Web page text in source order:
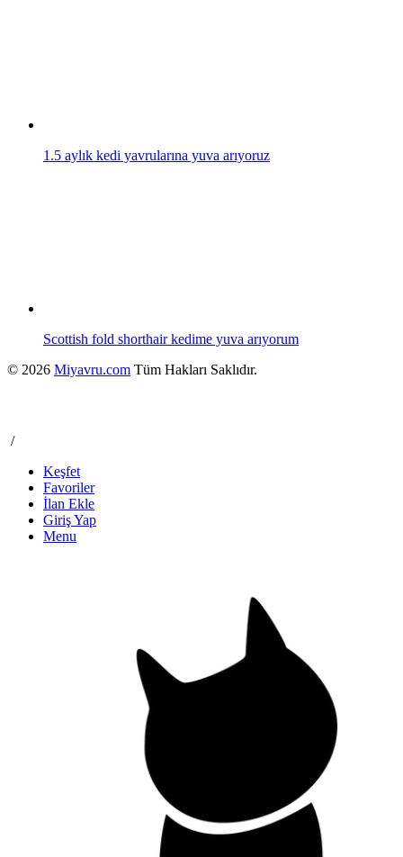
1.5 aylık kedi yavrularına yuva arıyoruz
Scottish fold shorthair kedime yuva arıyorum
© 2026 Miyavru.com Tüm Hakları Saklıdır.
/
Keşfet
Favoriler
İlan Ekle
Giriş Yap
Menu